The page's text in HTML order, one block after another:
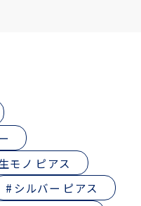
モノ ピアス
シルバー ピアス